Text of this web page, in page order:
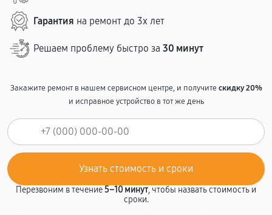
Гарантия на ремонт до 3х лет
Решаем проблему быстро за 30 минут
Закажите ремонт в нашем сервисном центре, и получитескидку 20%
и исправное устройство в тот же день
Перезвоним в течение5–10 минут, чтобы назвать стоимость и
сроки.